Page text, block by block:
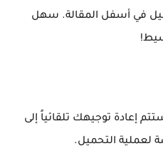
في أسفل المقالة. سهل
إعادة توجيهك تلقائياً إلى
التحميل.